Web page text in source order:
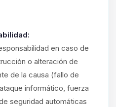
en caso de
o alteración de
de la causa (fallo de
informático, fuerza
seguridad automáticas